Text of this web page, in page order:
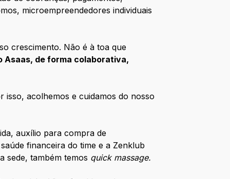
microempreendedores individuais
crescimento. Não é à toa que
Asaas, de forma colaborativa,
isso, acolhemos e cuidamos do nosso
auxílio para compra de
financeira do time e a Zenklub
sede, também temos quick massage.